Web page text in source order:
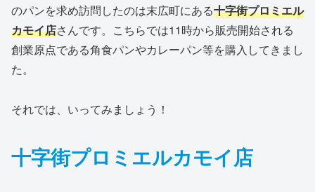
のパンを求め訪問したのは末広町にある十字街プロミエル
カモイ店さんです。こちらでは11時から販売開始される
創業原点である角食パンやカレーパン等を購入してきまし
た。
それでは、いってみましょう！
十字街プロミエルカモイ店